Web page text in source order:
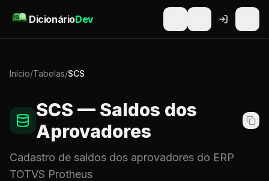
DicionárioDev
Início/Tabelas/SCS
SCS — Saldos dos
Aprovadores
Cadastro de saldos dos aprovadores do ERP
TOTVS Protheus